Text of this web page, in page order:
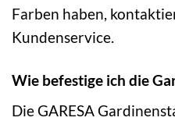
Farben haben,
Kundenservice.
Wie befestige ich die
Die GARESA